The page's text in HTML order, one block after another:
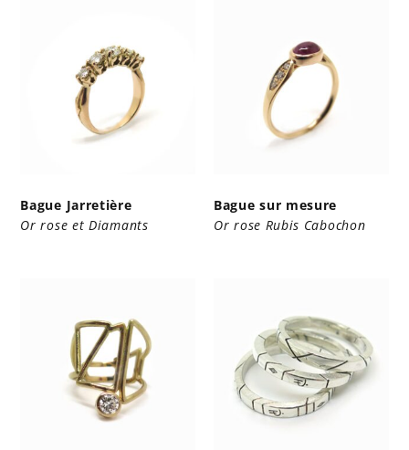
Bague Jarretière
Or rose et Diamants
Bague sur mesure
Or rose Rubis Cabochon